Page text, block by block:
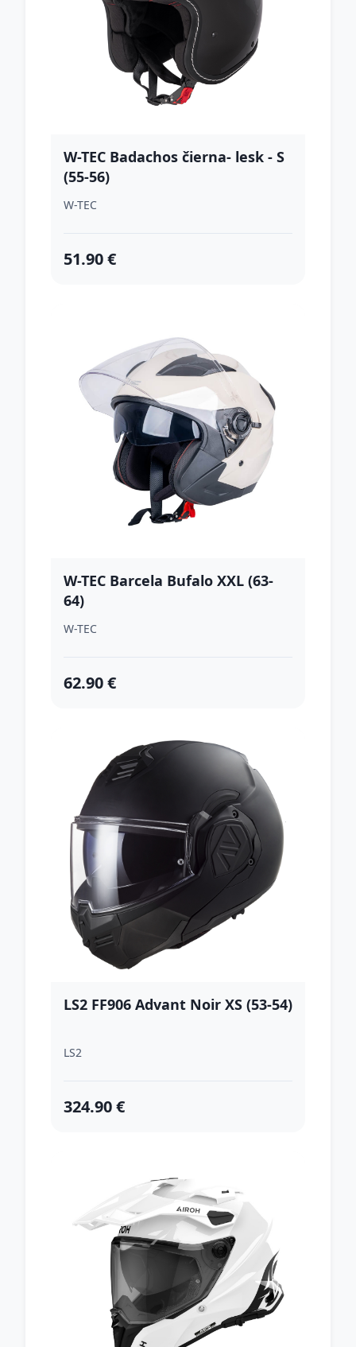
W-TEC Badachos čierna- lesk - S
(55-56)
W-TEC
51.90 €
W-TEC Barcela Bufalo XXL (63-
64)
W-TEC
62.90 €
LS2 FF906 Advant Noir XS (53-54)
LS2
324.90 €